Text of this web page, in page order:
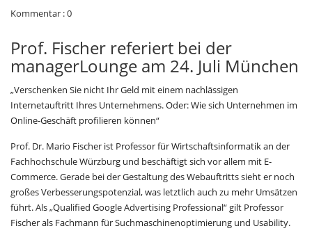
Kommentar : 0
Prof. Fischer referiert bei der
managerLounge am 24. Juli München
„Verschenken Sie nicht Ihr Geld mit einem nachlässigen
Internetauftritt Ihres Unternehmens. Oder: Wie sich Unternehmen im
Online-Geschäft profilieren können“
Prof. Dr. Mario Fischer ist Professor für Wirtschaftsinformatik an der
Fachhochschule Würzburg und beschäftigt sich vor allem mit E-
Commerce. Gerade bei der Gestaltung des Webauftritts sieht er noch
großes Verbesserungspotenzial, was letztlich auch zu mehr Umsätzen
führt. Als „Qualified Google Advertising Professional“ gilt Professor
Fischer als Fachmann für Suchmaschinenoptimierung und Usability.